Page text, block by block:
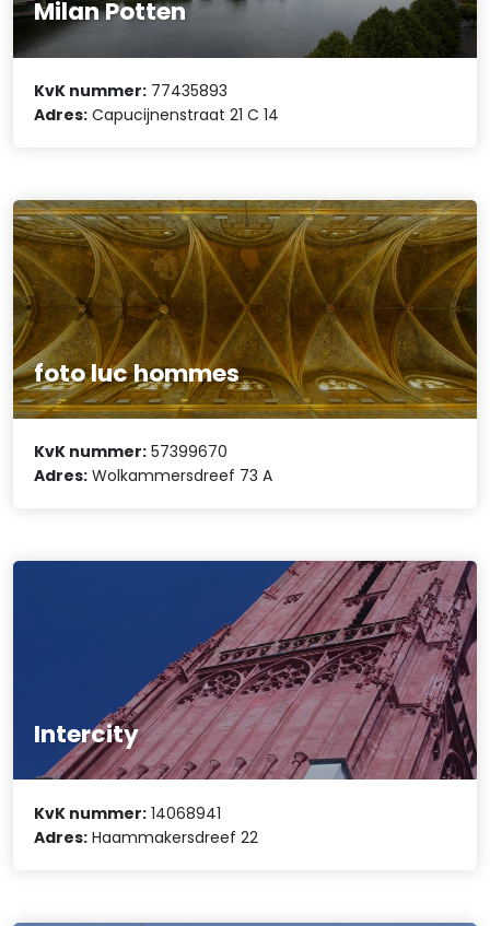
Milan Potten
KvK nummer: 77435893
Adres: Capucijnenstraat 21 C 14
foto luc hommes
KvK nummer: 57399670
Adres: Wolkammersdreef 73 A
Intercity
KvK nummer: 14068941
Adres: Haammakersdreef 22